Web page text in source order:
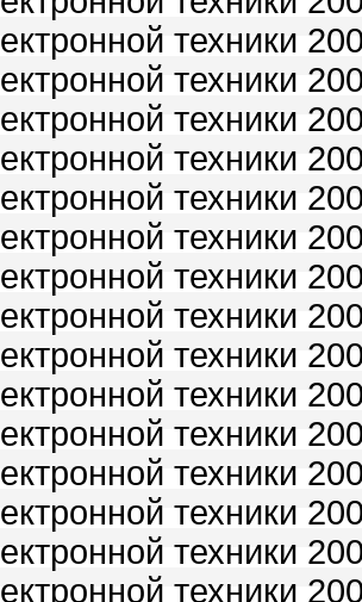
техники
техники
техники
техники
техники
техники
техники
техники
техники
техники
техники
техники
техники
техники
техники